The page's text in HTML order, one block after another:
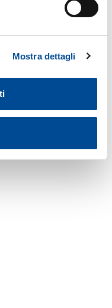
scansionandolo
i tuoi dati personali
contenuti ed
il nostro sito con i
dei dati web,
combinarle
loro o che hanno
Scegliendo
tecnici necessari
“Personalizza”
installati sul
ogni momento le sue
Mostra dettagli